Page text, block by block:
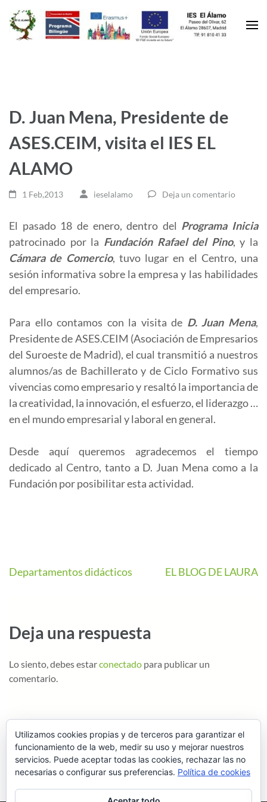
D. Juan Mena, Presidente de
ASES.CEIM, visita el IES EL
ALAMO
1 Feb,2013 ieselalamo Deja un comentario
El pasado 18 de enero, dentro del Programa Inicia
patrocinado por la Fundación Rafael del Pino, y la
Cámara de Comercio, tuvo lugar en el Centro, una
sesión informativa sobre la empresa y las habilidades
del empresario.
Para ello contamos con la visita de D. Juan Mena,
Presidente de ASES.CEIM (Asociación de Empresarios
del Suroeste de Madrid), el cual transmitió a nuestros
alumnos/as de Bachillerato y de Ciclo Formativo sus
vivencias como empresario y resaltó la importancia de
la creatividad, la innovación, el esfuerzo, el liderazgo …
en el mundo empresarial y laboral en general.
Desde aquí queremos agradecemos el tiempo
dedicado al Centro, tanto a D. Juan Mena como a la
Fundación por posibilitar esta actividad.
Departamentos didácticos EL BLOG DE LAURA
Deja una respuesta
Lo siento, debes estarconectado para publicar un
comentario.
Utilizamos cookies propias y de terceros para garantizar el
funcionamiento de la web, medir su uso y mejorar nuestros
servicios. Puede aceptar todas las cookies, rechazar las no
necesarias o configurar sus preferencias. Política de cookies